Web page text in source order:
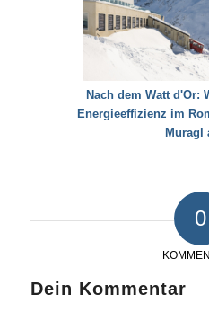
Nach dem Watt d'Or:
Energieeffizienz im
Muragl
0
Dein Kommentar